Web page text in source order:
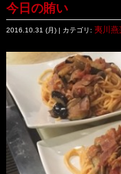
今日の賄い
2016.10.31 (月) | カテゴリ: 夷川燕